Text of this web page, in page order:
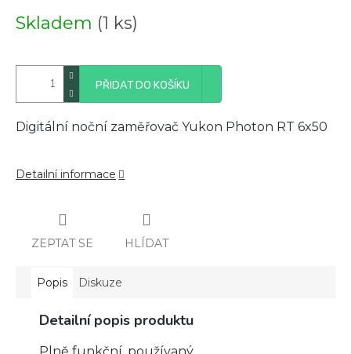
cena:
Skladem (1 ks)
PŘIDAT DO KOŠÍKU
Digitální noční zaměřovač Yukon Photon RT 6x50
Detailní informace
ZEPTAT SE HLÍDAT
Popis Diskuze
Detailní popis produktu
Plně funkční, používaný